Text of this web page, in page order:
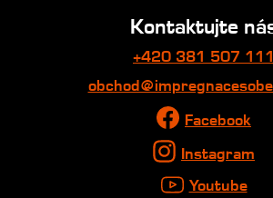
Kontaktujte
+420 381 507 111
Facebook
Instagram
Youtube